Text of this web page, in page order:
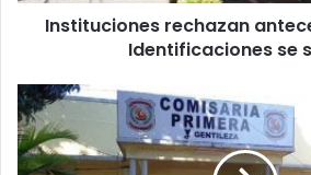
Instituciones rechazan
Identificaciones se